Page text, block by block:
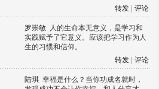
转发
评论
罗崇敏 人的生命本无意义，是学习和
实践赋予了它意义。应该把学习作为人
生的习惯和信仰。
转发
评论
陆琪 幸福是什么？当你功成名就时，